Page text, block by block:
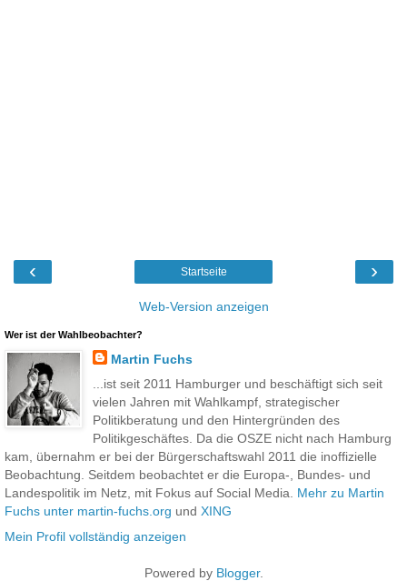
‹ ›
Startseite
Web-Version anzeigen
Wer ist der Wahlbeobachter?
Martin Fuchs
...ist seit 2011 Hamburger und beschäftigt sich seit
vielen Jahren mit Wahlkampf, strategischer
Politikberatung und den Hintergründen des
Politikgeschäftes. Da die OSZE nicht nach Hamburg
kam, übernahm er bei der Bürgerschaftswahl 2011 die inoffizielle
Beobachtung. Seitdem beobachtet er die Europa-, Bundes- und
Landespolitik im Netz, mit Fokus auf Social Media. Mehr zu Martin
Fuchs unter martin-fuchs.org und XING
Mein Profil vollständig anzeigen
Powered by Blogger.